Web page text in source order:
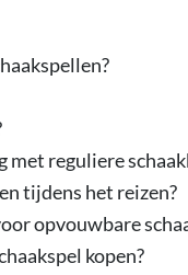
reguliere
tijdens het reizen?
opvouwbare
kopen?